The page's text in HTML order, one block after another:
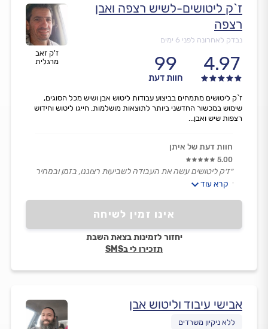
ז'ק זאב
מרגלית
ז`ק ליטושים-לשיש רצפה ואבן
רצפה
נבדק לאחרונה לפני 6 ימים
4.97
99
חוות דעת
אינו זמין לשיחה
יחזור לזמינות בצאת השבת
תזכירו לי בSMS
ז`ק ליטושים מתמחים בביצוע עבודות ליטוש אבן ושיש מכל הסוגים,
שימוש במכשור החדשני ביותר לתוצאות מושלמות. חייגו ליטוש וחידוש
רצפות שיש ואבן...
חוות דעת של איתן
5.00
״ז׳ק ליטושים עשה את העבודה לשביעות רצוננו, בזמן ובמחיר
שקבענו.
קרא עוד
אבישי עיבוד וליטוש אבן